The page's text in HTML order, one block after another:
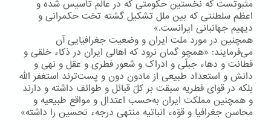
مثبوتست که نخستین حکومتی که در عالم تأسیس شده و
اعظم سلطنتی که بین ملل تشکیل گشته تخت حکمرانی و
دیهیم جهانبانی ایرانست.»
همچنین در مورد ملت ایران و وضعیت جغرافیایی آن
می‌فرمایند: «همچو گمان نرود که اهالی ایران در ذکاء خلقی و
فطانت و دهاء جبلّی و ادراک و شعور فطری و عقل و نهی و
دانش و استعداد طبیعی از مادون دون و پست‌ترند استغفر اللّه
بلکه در قوای فطریه سبقت بر کلّ قبائل و طوائف داشته و دارند
و همچنین مملکت ایران به‌حسب اعتدال و مواقع طبیعیه و
محاسن جغرافیا و قوّهء انباتیه منتهی درجهء تحسین را داشته»